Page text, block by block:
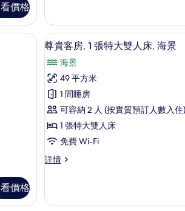
價格
特
大
雙
人
床,
海
景
的
相
片
1
張
特
大
雙
人
床,
海
景
詳
情
, 城市景 | 手提電腦工作空間、熨斗/熨衫板、免費嬰
價格
載
入
所
有
尊
貴
客
1
特
尊貴
7
尊貴客房, 1 張特大雙人床, 海景
海景
49 平方米
1 間睡房
可容納 2 人 (按實質預訂人數入住)
1 張特大雙人床
免費 Wi-Fi
詳情
尊
1